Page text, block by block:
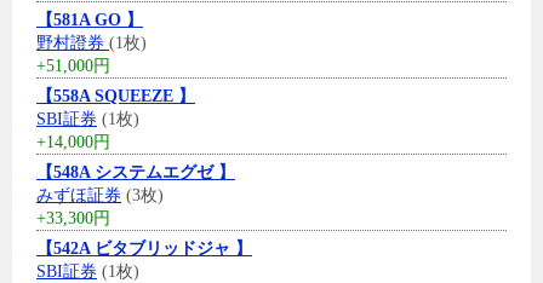
【581A GO 】
野村證券 (1枚)
+51,000円
【558A SQUEEZE 】
SBI証券 (1枚)
+14,000円
【548A システムエグゼ 】
みずほ証券 (3枚)
+33,300円
【542A ビタブリッドジャ 】
SBI証券 (1枚)